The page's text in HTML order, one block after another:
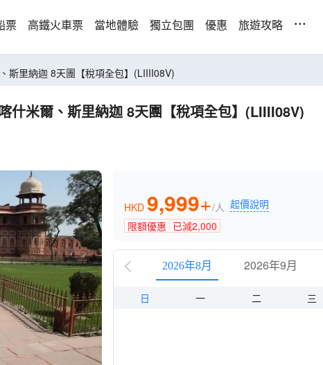
票 高鐵火車票 當地體驗 獨立包團 優惠 旅遊攻略 ...
什米爾、斯里納迦 8天團【稅項全包】(LIIII08V)
齋浦爾、喀什米爾、斯里納迦 8天團【稅項全包】(LIIII08V)
HKD 9,999+/人 起價說明
限額優惠 已減2,000
2026年8月 2026年9月
日 一 二 三